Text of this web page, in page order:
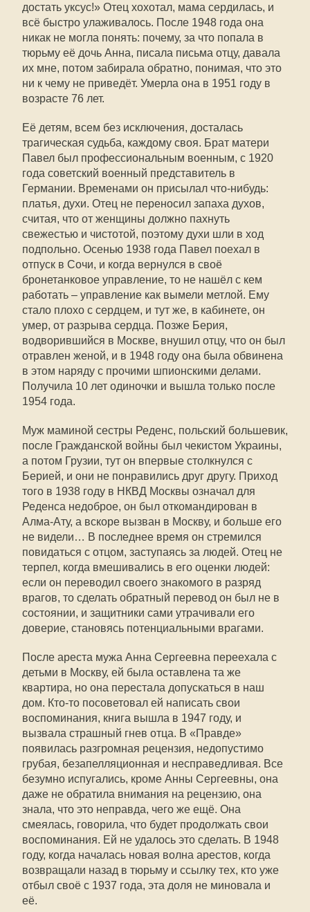
достать уксус!» Отец хохотал, мама сердилась, и
всё быстро улаживалось. После 1948 года она
никак не могла понять: почему, за что попала в
тюрьму её дочь Анна, писала письма отцу, давала
их мне, потом забирала обратно, понимая, что это
ни к чему не приведёт. Умерла она в 1951 году в
возрасте 76 лет.
Её детям, всем без исключения, досталась
трагическая судьба, каждому своя. Брат матери
Павел был профессиональным военным, с 1920
года советский военный представитель в
Германии. Временами он присылал что-нибудь:
платья, духи. Отец не переносил запаха духов,
считая, что от женщины должно пахнуть
свежестью и чистотой, поэтому духи шли в ход
подпольно. Осенью 1938 года Павел поехал в
отпуск в Сочи, и когда вернулся в своё
бронетанковое управление, то не нашёл с кем
работать – управление как вымели метлой. Ему
стало плохо с сердцем, и тут же, в кабинете, он
умер, от разрыва сердца. Позже Берия,
водворившийся в Москве, внушил отцу, что он был
отравлен женой, и в 1948 году она была обвинена
в этом наряду с прочими шпионскими делами.
Получила 10 лет одиночки и вышла только после
1954 года.
Муж маминой сестры Реденс, польский большевик,
после Гражданской войны был чекистом Украины,
а потом Грузии, тут он впервые столкнулся с
Берией, и они не понравились друг другу. Приход
того в 1938 году в НКВД Москвы означал для
Реденса недоброе, он был откомандирован в
Алма-Ату, а вскоре вызван в Москву, и больше его
не видели… В последнее время он стремился
повидаться с отцом, заступаясь за людей. Отец не
терпел, когда вмешивались в его оценки людей:
если он переводил своего знакомого в разряд
врагов, то сделать обратный перевод он был не в
состоянии, и защитники сами утрачивали его
доверие, становясь потенциальными врагами.
После ареста мужа Анна Сергеевна переехала с
детьми в Москву, ей была оставлена та же
квартира, но она перестала допускаться в наш
дом. Кто-то посоветовал ей написать свои
воспоминания, книга вышла в 1947 году, и
вызвала страшный гнев отца. В «Правде»
появилась разгромная рецензия, недопустимо
грубая, безапелляционная и несправедливая. Все
безумно испугались, кроме Анны Сергеевны, она
даже не обратила внимания на рецензию, она
знала, что это неправда, чего же ещё. Она
смеялась, говорила, что будет продолжать свои
воспоминания. Ей не удалось это сделать. В 1948
году, когда началась новая волна арестов, когда
возвращали назад в тюрьму и ссылку тех, кто уже
отбыл своё с 1937 года, эта доля не миновала и
её.